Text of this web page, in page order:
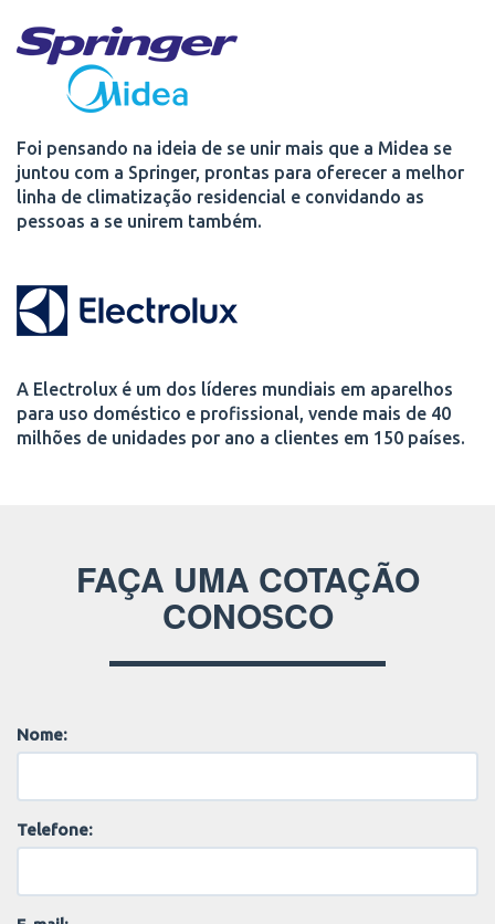
Foi pensando na ideia de se unir mais que a Midea se
juntou com a Springer, prontas para oferecer a melhor
linha de climatização residencial e convidando as
pessoas a se unirem também.
A Electrolux é um dos líderes mundiais em aparelhos
para uso doméstico e profissional, vende mais de 40
milhões de unidades por ano a clientes em 150 países.
FAÇA UMA COTAÇÃO
CONOSCO
Nome:
Telefone: